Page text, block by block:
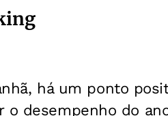
há um ponto
desempenho do